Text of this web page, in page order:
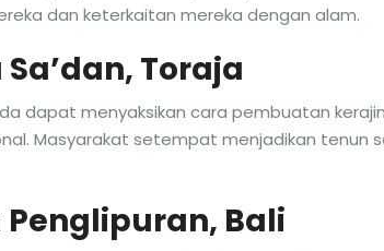
dan keterkaitan mereka dengan alam.
Sa’dan, Toraja
dapat menyaksikan cara pembuatan
Masyarakat setempat menjadikan tenun
Penglipuran, Bali